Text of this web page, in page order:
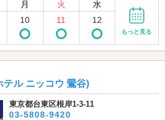
月 火 水
10 11 12
もっと見る
ル ニッコウ 鶯谷)
東京都台東区根岸1-3-11
03-5808-9420